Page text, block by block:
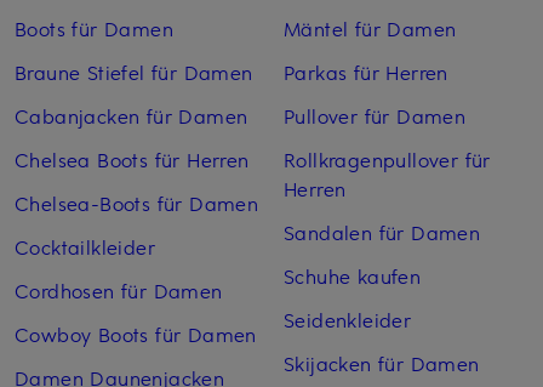
Boots für Damen
Braune Stiefel für Damen
Cabanjacken für Damen
Chelsea Boots für Herren
Chelsea-Boots für Damen
Cocktailkleider
Cordhosen für Damen
Cowboy Boots für Damen
Damen Daunenjacken
Mäntel für Damen
Parkas für Herren
Pullover für Damen
Rollkragenpullover für
Herren
Sandalen für Damen
Schuhe kaufen
Seidenkleider
Skijacken für Damen